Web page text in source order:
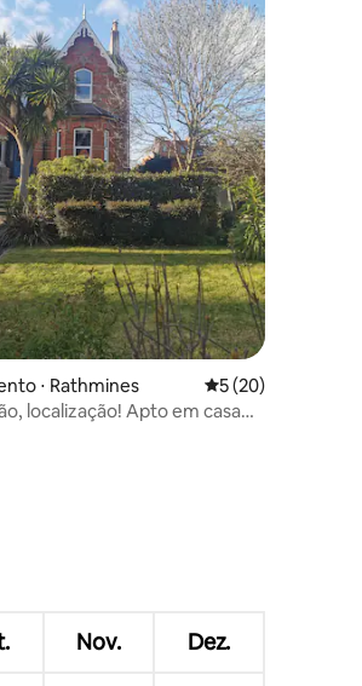
de 5, 29 avaliações
⋅ Rathmines 5 de uma
5 (20)
Apto em casa
Nov. Dez.